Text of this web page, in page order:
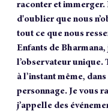
raconter et immerger.
d'oublier que nous
tout ce que nous
Enfants de Bharmana,
l’observateur unique.
à l’instant même,
personnage. Je vous
j’appelle des